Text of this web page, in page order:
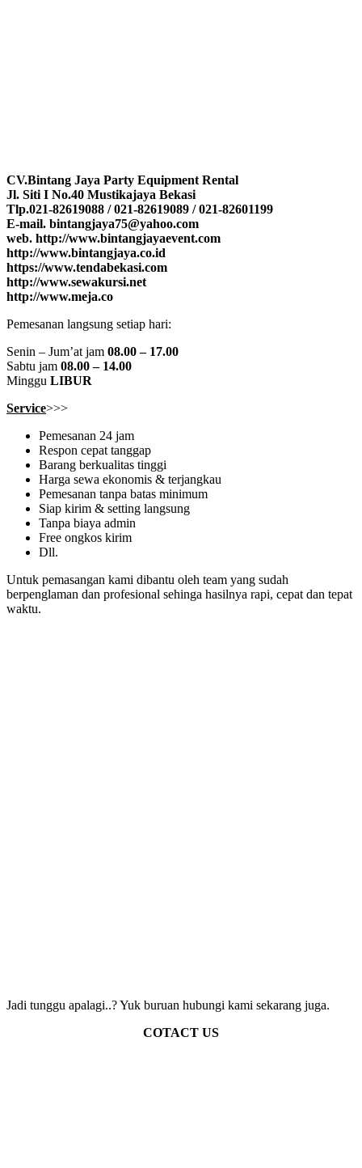
CV.Bintang Jaya Party Equipment Rental
Jl. Siti I No.40 Mustikajaya Bekasi
Tlp.021-82619088 / 021-82619089 / 021-82601199
E-mail. bintangjaya75@yahoo.com
web. http://www.bintangjayaevent.com
http://www.bintangjaya.co.id
https://www.tendabekasi.com
http://www.sewakursi.net
http://www.meja.co
Pemesanan langsung setiap hari:
Senin – Jum’at jam 08.00 – 17.00
Sabtu jam 08.00 – 14.00
Minggu LIBUR
Service>>>
Pemesanan 24 jam
Respon cepat tanggap
Barang berkualitas tinggi
Harga sewa ekonomis & terjangkau
Pemesanan tanpa batas minimum
Siap kirim & setting langsung
Tanpa biaya admin
Free ongkos kirim
Dll.
Untuk pemasangan kami dibantu oleh team yang sudah
berpenglaman dan profesional sehinga hasilnya rapi, cepat dan tepat
waktu.
Jadi tunggu apalagi..? Yuk buruan hubungi kami sekarang juga.
COTACT US